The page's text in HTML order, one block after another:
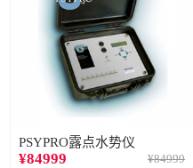
PSYPRO露点水势仪
¥84999 ¥84999